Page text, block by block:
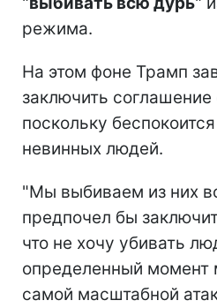
режима.
На этом фоне Трамп
заключить соглашение
поскольку
невинных людей.
"Мы выбиваем из них
предпочел бы
что не хочу убивать
определенный момент
самой масштабной